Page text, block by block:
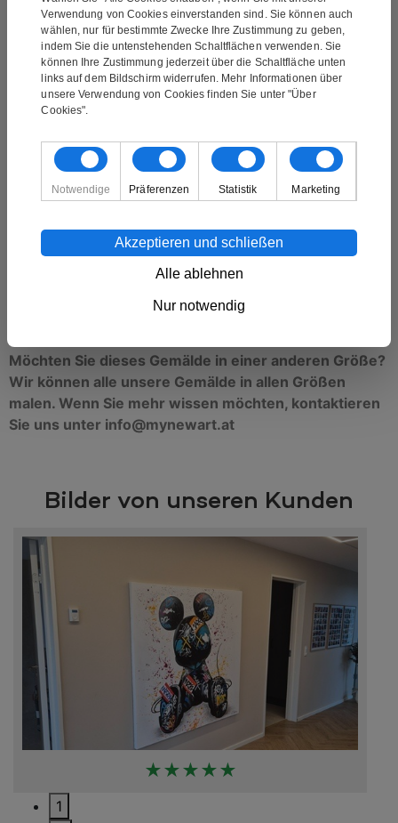
Die Lieferung ist kostenlos und das Gemälde wird an
Ihre Adresse geliefert. Sie erhalten vor dem Versand
eine E-Mail mit einer Sendungsverfolgungsnummer.
Das Gemälde ist ein handgemaltes Ölgemälde. Es
handelt sich nicht um einen Druck oder ähnliches,
sondern ist handgemalt. Bei der Ölmalerei handelt es
sich um die klassische Form der Malerei. Ölgemälde
zeichnen sich durch ihre gute Farbtiefe aus.
Das Gemälde ist über einen 3,5 cm dicken Blendrahmen
gespannt und kann direkt an einer Wand aufgehängt
Möchten Sie dieses Gemälde in einer anderen Größe?
Wir können alle unsere Gemälde in allen Größen
malen. Wenn Sie mehr wissen möchten, kontaktieren
Sie uns unter info@mynewart.at
Bilder von unseren Kunden
★★★★★
1
Verwendung von Cookies einverstanden sind. Sie können auch
wählen, nur für bestimmte Zwecke Ihre Zustimmung zu geben,
indem Sie die untenstehenden Schaltflächen verwenden. Sie
können Ihre Zustimmung jederzeit über die Schaltfläche unten
links auf dem Bildschirm widerrufen. Mehr Informationen über
unsere Verwendung von Cookies finden Sie unter "Über
Cookies".
Notwendige Präferenzen Statistik Marketing
Alle ablehnen
Nur notwendig
Akzeptieren und schließen